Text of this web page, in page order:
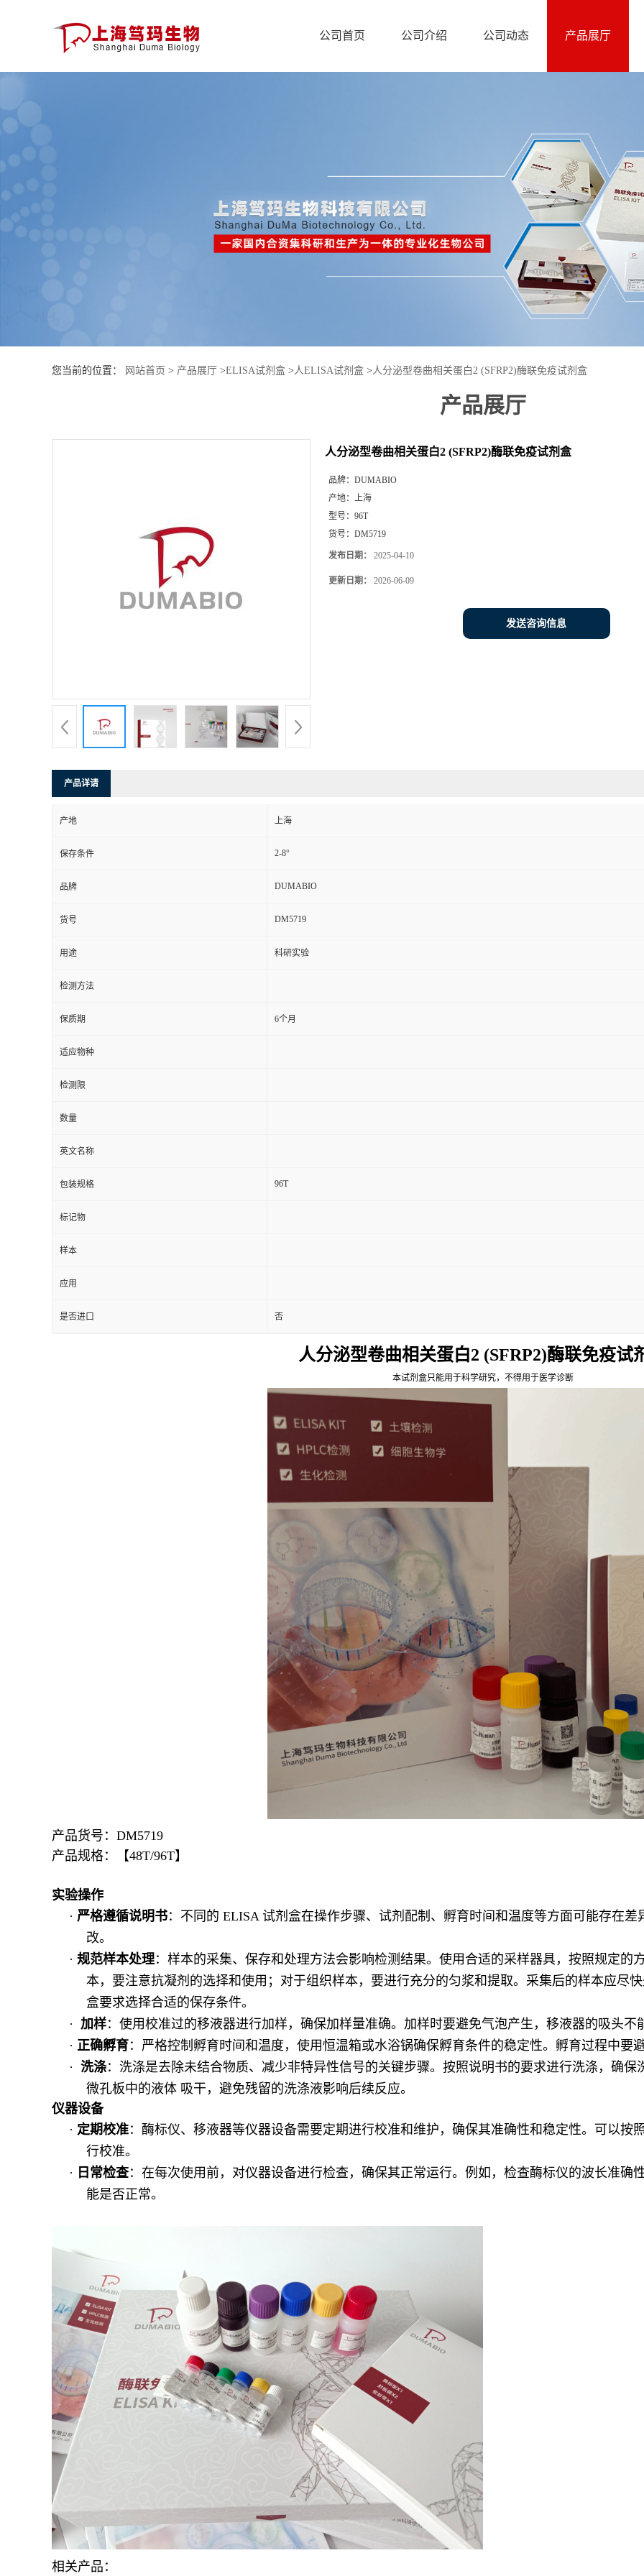
首
公司首页 公司介绍 公司动态 产品展厅
您当前的位置： 网站首页 > 产品展厅 >ELISA试剂盒 > 人ELISA试剂盒 > 人分泌型卷曲相关蛋白2 (SFRP2)酶联免疫试剂盒
产品展厅
人分泌型卷曲相关蛋白2 (SFRP2)酶联免疫试剂盒
品牌： DUMABIO
产地：
上海
型号： 96T
货号： DM5719
发布日期： 2025-04-10
更新日期： 2026-06-09
发送咨询信息
产品详请
产地 上海
保存条件 2-8°
品牌 DUMABIO
货号 DM5719
用途 科研实验
检测方法
保质期 6个月
适应物种
检测限
数量
英文名称
包装规格 96T
标记物
样本
应用
是否进口 否
人分泌型卷曲相关蛋白2 (SFRP2)酶联免疫试
本试剂盒只能用于科学研究，不得用于医学诊断
产品货号：DM5719
产品规格：【48T/96T】
实验操作
· 严格遵循说明书：不同的 ELISA 试剂盒在操作步骤、试剂配制、孵育时间和温度等方面可能存在
改。
· 规范样本处理：样本的采集、保存和处理方法会影响检测结果。使用合适的采样器具，按照规定的
本，要注意抗凝剂的选择和使用；对于组织样本，要进行充分的匀浆和提取。采集后的样本应尽
盒要求选择合适的保存条件。
·
加样：使用校准过的移液器进行加样，确保加样量准确。加样时要避免气泡产生，移液器的吸头
· 正确孵育：严格控制孵育时间和温度，使用恒温箱或水浴锅确保孵育条件的稳定性。孵育过程中要
· 洗涤：洗涤是去除未结合物质、减少非特异性信号的关键步骤。按照说明书的要求进行洗涤，确
微孔板中的液体 吸干，避免残留的洗涤液影响后续反应。
仪器设备
· 定期校准：酶标仪、移液器等仪器设备需要定期进行校准和维护，确保其准确性和稳定性。可以按
行校准。
· 日常检查：在每次使用前，对仪器设备进行检查，确保其正常运行。例如，检查酶标仪的波长准确
能是否正常。
相关产品：